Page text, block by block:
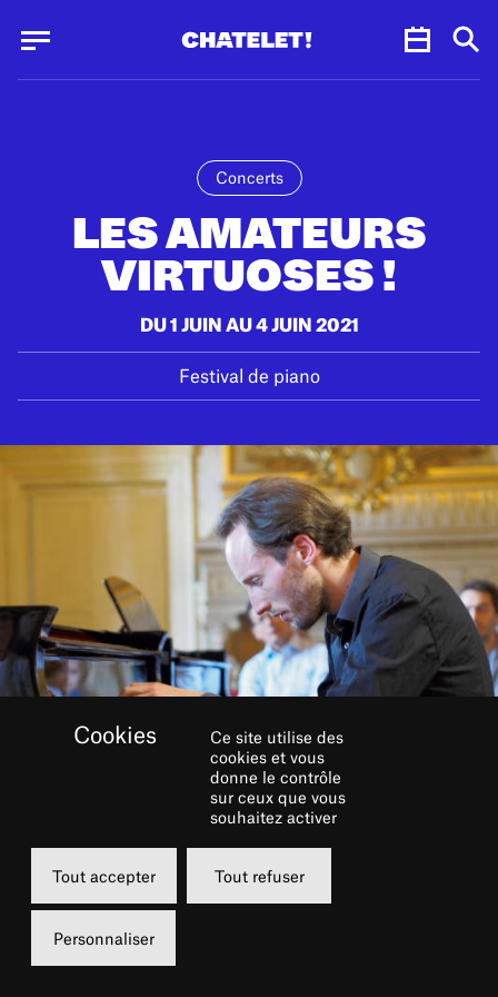
Concerts
LES AMATEURS
VIRTUOSES !
DU 1 JUIN AU 4 JUIN 2021
Festival de piano
GALERIE
Ce site utilise des
cookies et vous
donne le contrôle
sur ceux que vous
souhaitez activer
Tout accepter Tout refuser
Personnaliser